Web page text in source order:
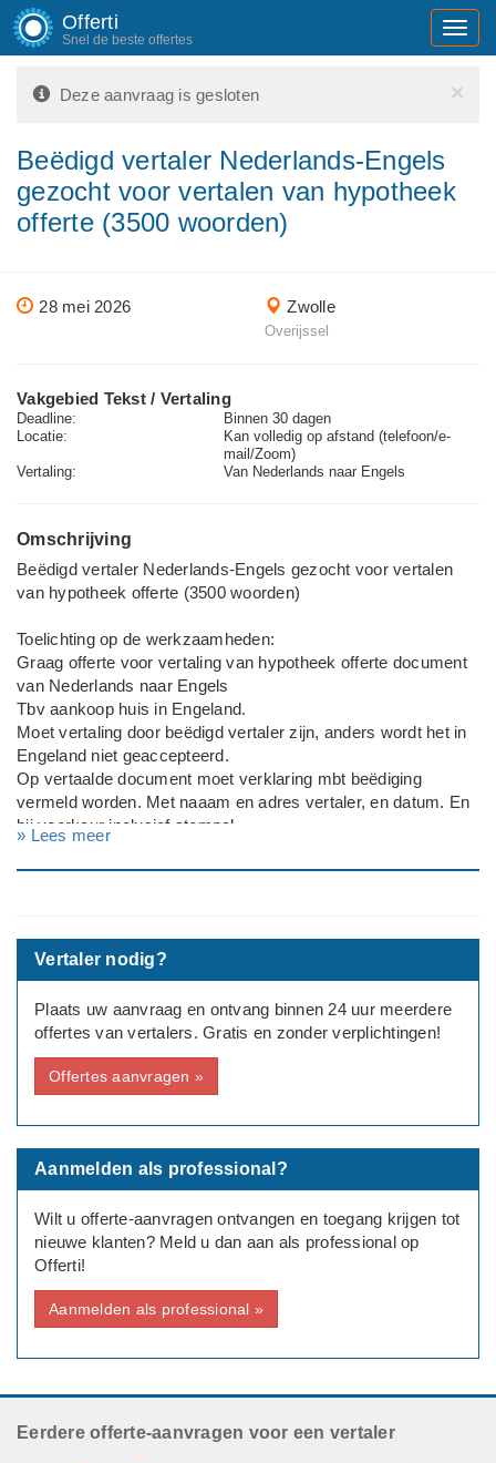
Offerti
Snel de beste offertes
×
Deze aanvraag is gesloten
Beëdigd vertaler Nederlands-Engels
gezocht voor vertalen van hypotheek
offerte (3500 woorden)
28 mei 2026 Zwolle
Overijssel
Vakgebied Tekst / Vertaling
Deadline:
Binnen 30 dagen
Locatie:
Kan volledig op afstand (telefoon/e-
mail/Zoom)
Vertaling:
Van Nederlands naar Engels
Omschrijving
Beëdigd vertaler Nederlands-Engels gezocht voor vertalen
van hypotheek offerte (3500 woorden)
Toelichting op de werkzaamheden:
Graag offerte voor vertaling van hypotheek offerte document
van Nederlands naar Engels
Tbv aankoop huis in Engeland.
Moet vertaling door beëdigd vertaler zijn, anders wordt het in
Engeland niet geaccepteerd.
Op vertaalde document moet verklaring mbt beëdiging
vermeld worden. Met naaam en adres vertaler, en datum. En
bij voorkeur inclusief stempel.
tool, exclusief getallen).
Brontaal
Doeltaal
Engels
» Lees meer
Vertaler nodig?
Plaats uw aanvraag en ontvang binnen 24 uur meerdere
offertes van vertalers. Gratis en zonder verplichtingen!
Offertes aanvragen »
Aanmelden als professional?
Wilt u offerte-aanvragen ontvangen en toegang krijgen tot
nieuwe klanten? Meld u dan aan als professional op
Offerti!
Aanmelden als professional »
Eerdere offerte-aanvragen voor een vertaler